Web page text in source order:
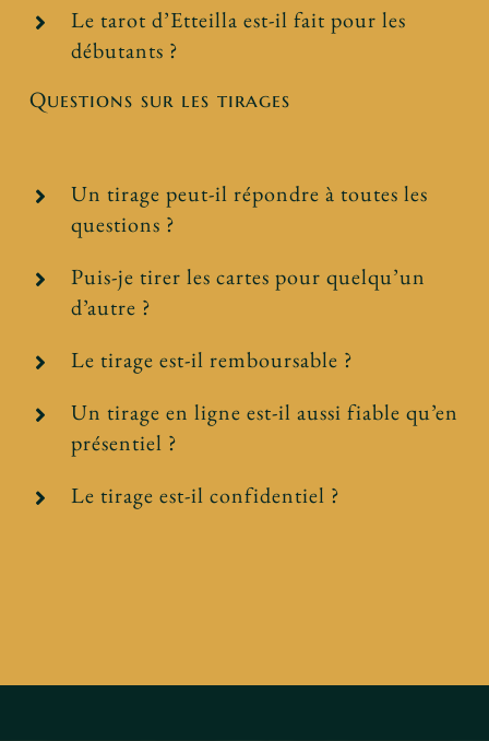
Le tarot d’Etteilla est-il fait pour les
débutants ?
Questions sur les tirages
Un tirage peut-il répondre à toutes les
questions ?
Puis-je tirer les cartes pour quelqu’un
d’autre ?
Le tirage est-il remboursable ?
Un tirage en ligne est-il aussi fiable qu’en
présentiel ?
Le tirage est-il confidentiel ?